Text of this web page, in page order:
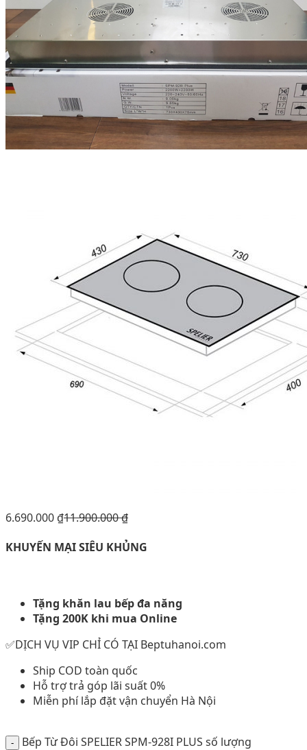
6.690.000 ₫11.900.000₫
KHUYẾN MẠI SIÊU KHỦNG
Tặng khăn lau bếp đa năng
Tặng 200K khi mua Online
✅DỊCH VỤ VIP CHỈ CÓ TẠI Beptuhanoi.com
Ship COD toàn quốc
Hỗ trợ trả góp lãi suất 0%
Miễn phí lắp đặt vận chuyển Hà Nội
Bếp Từ Đôi SPELIER SPM-928I PLUS số lượng